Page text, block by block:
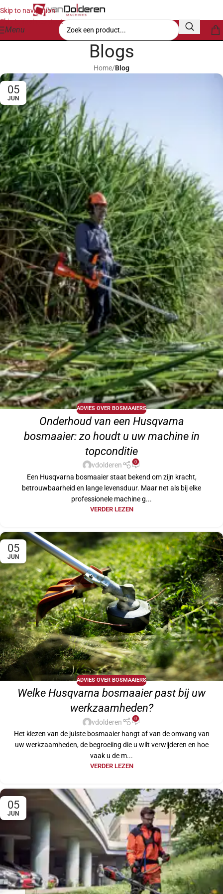
Skip to navigation
Skip to main content
Menu
Blogs
Home/Blog
05
JUN
ADVIES OVER BOSMAAIERS
Onderhoud van een Husqvarna
bosmaaier: zo houdt u uw machine in
topconditie
vdolderen 0
Een Husqvarna bosmaaier staat bekend om zijn kracht,
betrouwbaarheid en lange levensduur. Maar net als bij elke
professionele machine g...
VERDER LEZEN
05
JUN
ADVIES OVER BOSMAAIERS
Welke Husqvarna bosmaaier past bij uw
werkzaamheden?
vdolderen 0
Het kiezen van de juiste bosmaaier hangt af van de omvang van
uw werkzaamheden, de begroeiing die u wilt verwijderen en hoe
vaak u de m...
VERDER LEZEN
05
JUN